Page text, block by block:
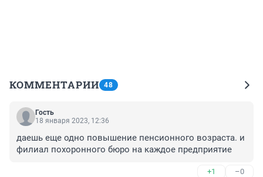
КОММЕНТАРИИ 48
Гость
18 января 2023, 12:36
даешь еще одно повышение пенсионного возраста. и
филиал похоронного бюро на каждое предприятие
+1 –0